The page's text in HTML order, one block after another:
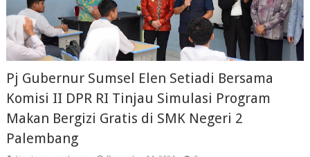
Pj Gubernur Sumsel Elen Setiadi Bersama
Komisi II DPR RI Tinjau Simulasi Program
Makan Bergizi Gratis di SMK Negeri 2
Palembang